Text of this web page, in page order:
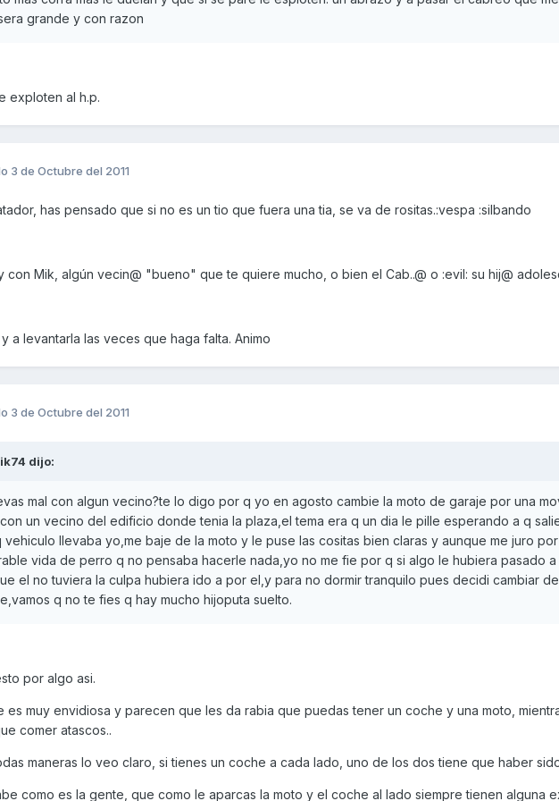
grande y con razon
exploten al h.p.
3 de Octubre del 2011
has pensado que si no es un tio que fuera una tia, se va de rositas.:vespa :silbando
con Mik, algún vecin@ "bueno" que te quiere mucho, o bien el Cab..@ o :evil: su hij@
a levantarla las veces que haga falta. Animo
3 de Octubre del 2011
dijo:
mal con algun vecino?te lo digo por q yo en agosto cambie la moto de garaje por una
un vecino del edificio donde tenia la plaza,el tema era q un dia le pille esperando a q
vehiculo llevaba yo,me baje de la moto y le puse las cositas bien claras y aunque me juro por
vida de perro q no pensaba hacerle nada,yo no me fie por q si algo le hubiera pasado a
el no tuviera la culpa hubiera ido a por el,y para no dormir tranquilo pues decidi cambiar de
q no te fies q hay mucho hijoputa suelto.
por algo asi.
es muy envidiosa y parecen que les da rabia que puedas tener un coche y una moto,
comer atascos..
maneras lo veo claro, si tienes un coche a cada lado, uno de los dos tiene que haber
como es la gente, que como le aparcas la moto y el coche al lado siempre tienen alguna